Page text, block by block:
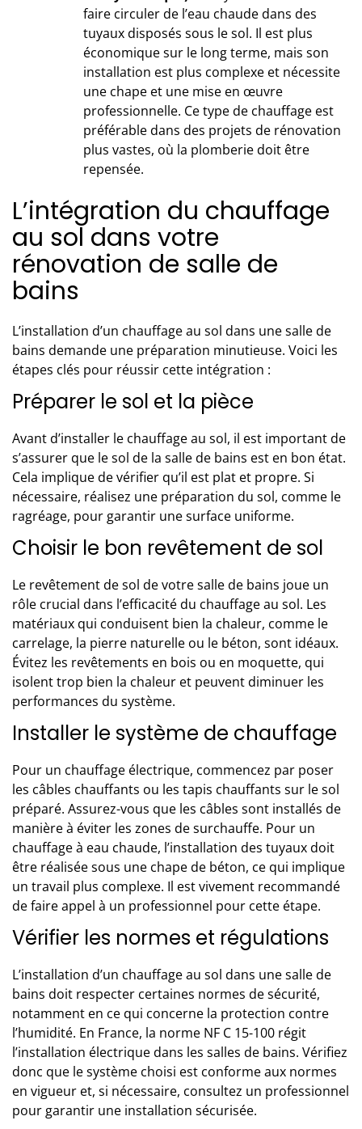
faire circuler de l’eau chaude dans des
tuyaux disposés sous le sol. Il est plus
économique sur le long terme, mais son
installation est plus complexe et nécessite
une chape et une mise en œuvre
professionnelle. Ce type de chauffage est
préférable dans des projets de rénovation
plus vastes, où la plomberie doit être
repensée.
L’intégration du chauffage
au sol dans votre
rénovation de salle de
bains
L’installation d’un chauffageau sol dans une salle de
bains demande une préparation minutieuse. Voici les
étapes clés pour réussir cette intégration :
Préparer le sol et la pièce
Avant d’installer le chauffage au sol, il est important de
s’assurer que le sol de la salle de bains est en bon état.
Cela implique de vérifier qu’il est plat et propre. Si
nécessaire, réalisez une préparation du sol, comme le
ragréage, pour garantir une surface uniforme.
Choisir le bon revêtement de sol
Le revêtement de sol de votre salle de bains joue un
rôle crucial dans l’efficacité du chauffage au sol. Les
matériaux qui conduisent bien la chaleur, comme le
carrelage, la pierre naturelle ou le béton, sont idéaux.
Évitez les revêtements en bois ou en moquette, qui
isolent trop bien la chaleur et peuvent diminuer les
performances du système.
Installer le système de chauffage
Pour un chauffage électrique, commencez par poser
les câbles chauffants ou les tapis chauffants sur le sol
préparé. Assurez-vous que les câbles sont installés de
manière à éviter les zones de surchauffe. Pour un
chauffage à eau chaude, l’installation des tuyaux doit
être réalisée sous une chape de béton, ce qui implique
un travail plus complexe. Il est vivement recommandé
de faire appel à un professionnel pour cette étape.
Vérifier les normes et régulations
L’installation d’un chauffage au sol dans une salle de
bains doit respecter certaines normes de sécurité,
notamment en ce qui concerne la protection contre
l’humidité. En France, la norme NF C 15-100 régit
l’installation électrique dans les salles de bains. Vérifiez
donc que le système choisi est conforme aux normes
en vigueur et, si nécessaire, consultez un professionnel
pour garantir une installation sécurisée.